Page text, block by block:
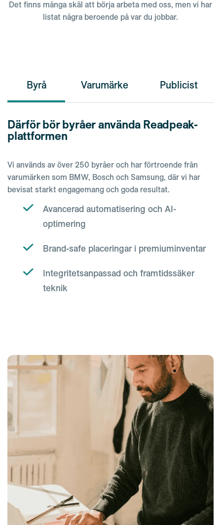
Det finns många skäl att börja arbeta med oss, men vi har
listat några beroende på var du jobbar.
Byrå Varumärke Publicist
Därför bör byråer använda Readpeak-
plattformen
Vi används av över 250 byråer och har förtroende från
varumärken som BMW, Bosch och Samsung, där vi har
bevisat starkt engagemang och goda resultat.
Avancerad automatisering och AI-
optimering
Brand-safe placeringar i premiuminventar
Integritetsanpassad och framtidssäker
teknik